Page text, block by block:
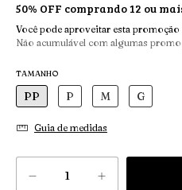
50% OFF comprando 12 ou
Você pode aproveitar esta
Não acumulável com algumas
TAMANHO
PP P M G
Guia de medidas